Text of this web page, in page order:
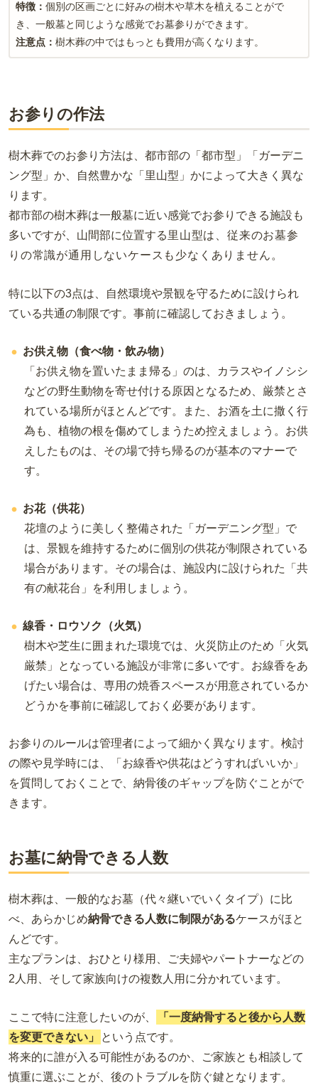
特徴： 個別の区画ごとに好みの樹木や草木を植えることがで
き、一般墓と同じような感覚でお墓参りができます。
注意点： 樹木葬の中ではもっとも費用が高くなります。
お参りの作法
樹木葬でのお参り方法は、都市部の「都市型」「ガーデニ
ング型」か、自然豊かな「里山型」かによって大きく異な
ります。
都市部の樹木葬は一般墓に近い感覚でお参りできる施設も
多いですが、山間部に位置する里山型は
、従来のお墓参
りの常識が通用しないケースも少なくありません。
特に以下の3点は、自然環境や景観を守るために設けられ
ている共通の制限です。事前に確認しておきましょう。
お供え物（食べ物・飲み物）
「お供え物を置いたまま帰る」のは、カラスやイノシシ
などの野生動物を寄せ付ける原因となるため、厳禁とさ
れている場所がほとんどです。また、お酒を土に撒く行
為も、植物の根を傷めてしまうため控えましょう。お供
えしたものは、その場で持ち帰るのが基本のマナーで
す。
お花（供花）
花壇のように美しく整備された「ガーデニング型」で
は、景観を維持するために個別の供花が制限されている
場合があります。その場合は、施設内に設けられた「共
有の献花台」を利用しましょう。
線香・ロウソク（火気）
樹木や芝生に囲まれた環境では、火災防止のため「火気
厳禁」となっている施設が非常に多いです。お線香をあ
げたい場合は、専用の焼香スペースが用意されているか
どうかを事前に確認しておく必要があります。
お参りのルールは管理者によって細かく異なります。検討
の際や見学時には、「お線香や供花はどうすればいいか」
を質問しておくことで、納骨後のギャップを防ぐことがで
きます。
お墓に納骨できる人数
樹木葬は、一般的なお墓（代々継いでいくタイプ）に比
べ、あらかじめ納骨できる人数に制限があるケースがほと
んどです。
主なプランは、おひとり様用、ご夫婦やパートナーなどの
2人用、そして家族向けの複数人用に分かれています。
ここで特に注意したいのが、
「一度納骨すると後から人数
を変更できない」
という点です。
将来的に誰が入る可能性があるのか、ご家族とも相談して
慎重に選ぶことが、後のトラブルを防ぐ鍵となります。